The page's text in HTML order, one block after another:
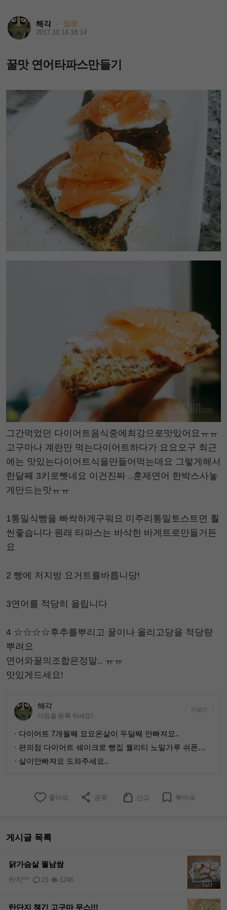
해각 · 입문
2017.10.14 18:14
꿀맛 연어타파스만들기
그간먹었던 다이어트음식중에최강으로맛있어요ㅠㅠ
고구마나 계란만 먹는다이어트하다가 요요오구 최근
에는 맛있는다이어트식을만들어먹는데요 그렇게해서
한달째 3키로뺏네요 이건진짜 ..훈제연어 한박스사놓
게만드는맛ㅠㅠ
1통밀식빵을 빠싹하게구워요 미주리통밀토스트면 훨
씬좋습니다 원래 타파스는 바삭한 바게트로만들거든
요
2 빵에 저지방 요거트를바릅니당!
3연어를 적당히 올립니다
4 ☆☆☆☆후추를뿌리고 꿀이나 올리고당을 적당량
뿌려요
연어와꿀의조합은정말.. ㅠㅠ
맛있게드세요!
해각
다짐을 등록 하세요!
더보기
· 다이어트 7개월째 요요온살이 두달째 안빠져요..
· 편의점 다이어트 쉐이크로 빵집 퀄리티 노밀가루 쉬폰케이크만들기
· 살이안빠져요 도와주세요..
좋아요 공유 신고 북마크
게시글 목록
닭가슴살 월남쌈
21 1246
하치^^
탄단지 챙긴 고구마 무스!!!